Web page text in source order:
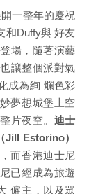
一整年的慶祝
和Duffy與 好友
場，隨著演藝
讓整個派對氣
成為絢 爛色彩
夢想城堡上空
片夜空。 迪士
Jill Estorino）
而香港迪士尼
已經成為旅遊
僱主，以及眾